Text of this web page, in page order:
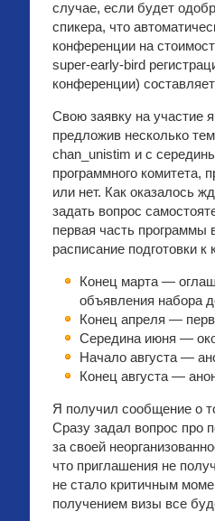
случае, если будет
спикера, что
конференции на
super-early-bird
конференции)
Свою заявку на участие
предложив несколько
chan_unistim и с
программного комитета,
или нет. Как оказалось
задать вопрос
первая часть программы
расписание подготовки
Конец марта —
объявления набора
Конец апреля —
Середина июня —
Начало августа —
Конец августа —
Я получил сообщение о
Сразу задал вопрос про
за своей
что приглашения не
не стало критичным
получением визы все